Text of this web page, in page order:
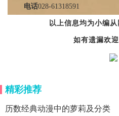
电话028-61318591
以上信息均为小编
如有遗漏欢
精彩推荐
历数经典动漫中的萝莉及分类